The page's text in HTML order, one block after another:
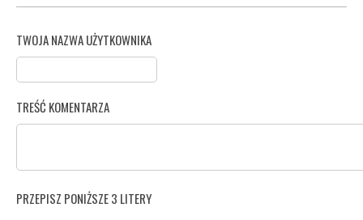
TWOJA NAZWA UŻYTKOWNIKA
TREŚĆ KOMENTARZA
PRZEPISZ PONIŻSZE 3 LITERY